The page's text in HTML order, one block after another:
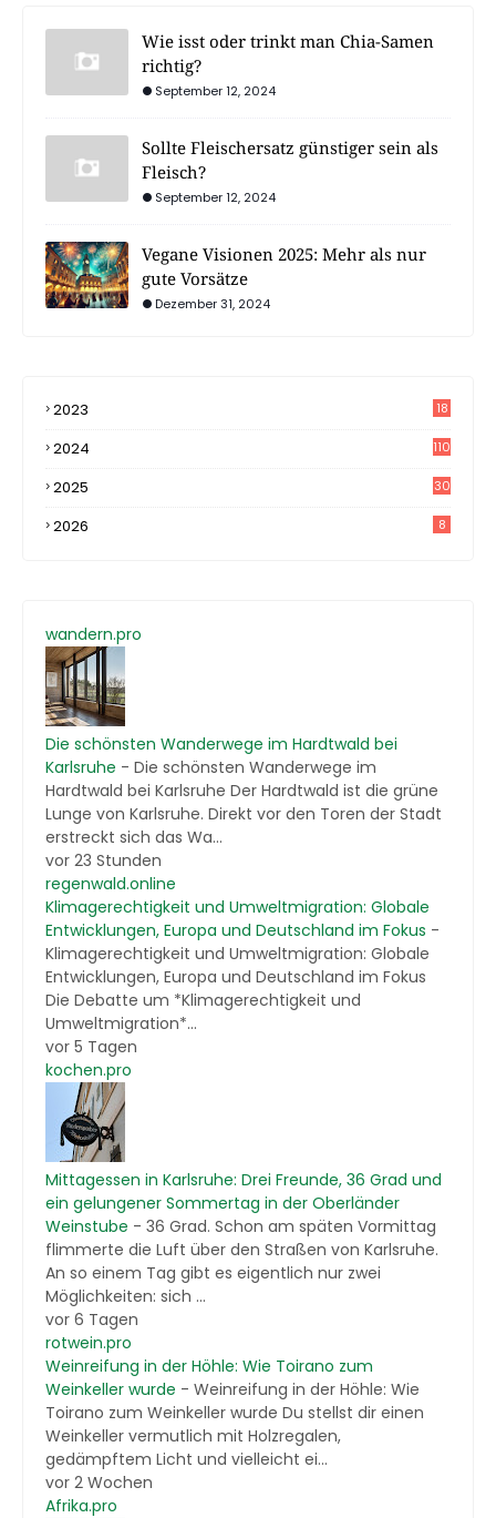
Wie isst oder trinkt man Chia-Samen
richtig?
September 12, 2024
Sollte Fleischersatz günstiger sein als
Fleisch?
September 12, 2024
Vegane Visionen 2025: Mehr als nur
gute Vorsätze
Dezember 31, 2024
2023
18
2024 110
2025 30
2026 8
wandern.pro
Die schönsten Wanderwege im Hardtwald bei
Karlsruhe - Die schönsten Wanderwege im
Hardtwald bei Karlsruhe Der Hardtwald ist die grüne
Lunge von Karlsruhe. Direkt vor den Toren der Stadt
erstreckt sich das Wa...
vor 23 Stunden
regenwald.online
Klimagerechtigkeit und Umweltmigration: Globale
Entwicklungen, Europa und Deutschland im Fokus -
Klimagerechtigkeit und Umweltmigration: Globale
Entwicklungen, Europa und Deutschland im Fokus
Die Debatte um *Klimagerechtigkeit und
Umweltmigration*...
vor 5 Tagen
kochen.pro
Mittagessen in Karlsruhe: Drei Freunde, 36 Grad und
ein gelungener Sommertag in der Oberländer
Weinstube - 36 Grad. Schon am späten Vormittag
flimmerte die Luft über den Straßen von Karlsruhe.
An so einem Tag gibt es eigentlich nur zwei
Möglichkeiten: sich ...
vor 6 Tagen
rotwein.pro
Weinreifung in der Höhle: Wie Toirano zum
Weinkeller wurde - Weinreifung in der Höhle: Wie
Toirano zum Weinkeller wurde Du stellst dir einen
Weinkeller vermutlich mit Holzregalen,
gedämpftem Licht und vielleicht ei...
vor 2 Wochen
Afrika.pro